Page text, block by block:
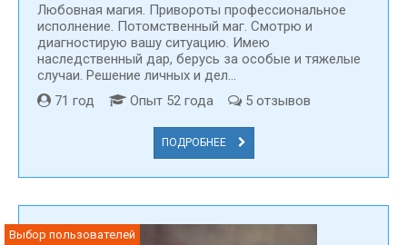
Любовная магия. Привороты профессиональное
исполнение. Потомственный маг. Смотрю и
диагностирую вашу ситуацию. Имею
наследственный дар, берусь за особые и тяжелые
случаи. Решение личных и дел...
71 год
Опыт 52 года 5 отзывов
ПОДРОБНЕЕ
Выбор пользователей